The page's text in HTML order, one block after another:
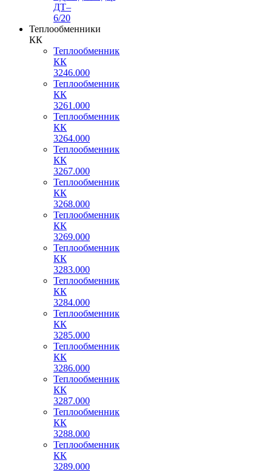
ДТ–
6/20
Теплообменники
КК
Теплообменник
КК
3246.000
Теплообменник
КК
3261.000
Теплообменник
КК
3264.000
Теплообменник
КК
3267.000
Теплообменник
КК
3268.000
Теплообменник
КК
3269.000
Теплообменник
КК
3283.000
Теплообменник
КК
3284.000
Теплообменник
КК
3285.000
Теплообменник
КК
3286.000
Теплообменник
КК
3287.000
Теплообменник
КК
3288.000
Теплообменник
КК
3289.000